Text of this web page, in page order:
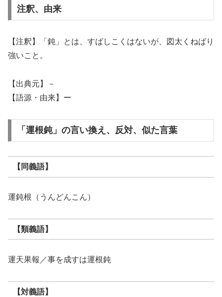
注釈、由来
【注釈】「鈍」とは、すばしこくはないが、図太くねばり
強いこと。
【出典元】－
【語源・由来】ー
「運根鈍」の言い換え、反対、似た言葉
【同義語】
運鈍根（うんどんこん）
【類義語】
運天果報／事を成すは運根鈍
【対義語】